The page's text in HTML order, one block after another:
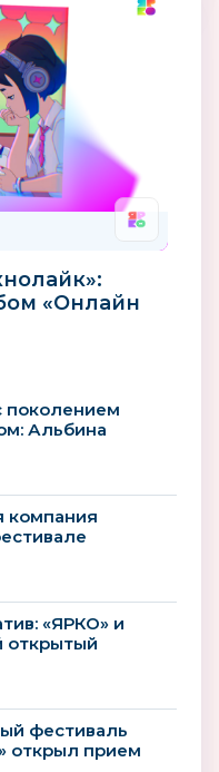
«Онлайн
поколением
Альбина
компания
«ЯРКО» и
открытый
фестиваль
открыл прием